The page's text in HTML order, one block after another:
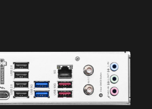
color si quieres! El conector Mystic
ofrece una forma intuitiva de
RGB adicionales y otros
en tu sistema, sin necesidad de
RGB separado.
capas de protección para tus
funciones de privacidad en línea
Secure VPN, y monitoreo
todo en una sola solución. Con
MSI, puedes disfrutar de una